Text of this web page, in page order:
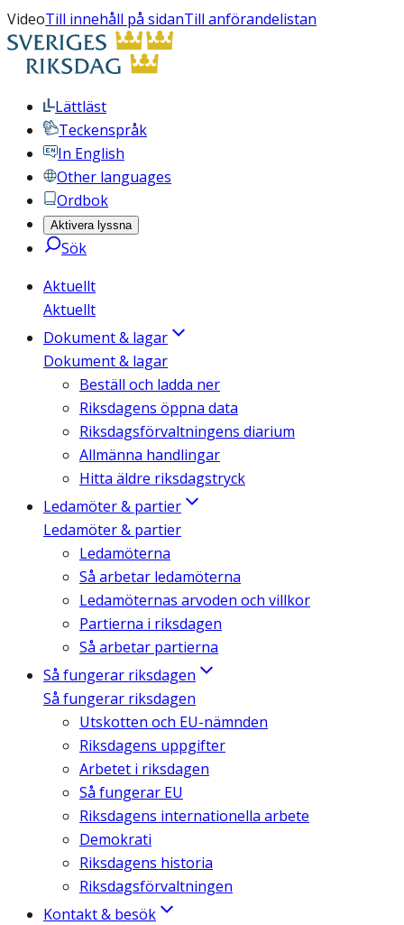
VideoTill innehåll på sidanTill anförandelistan
Lättläst
Teckenspråk
In English
Other languages
Ordbok
Aktivera lyssna
Sök
Aktuellt
Aktuellt
Dokument & lagar
Dokument & lagar
Beställ och ladda ner
Riksdagens öppna data
Riksdagsförvaltningens diarium
Allmänna handlingar
Hitta äldre riksdagstryck
Ledamöter & partier
Ledamöter & partier
Ledamöterna
Så arbetar ledamöterna
Ledamöternas arvoden och villkor
Partierna i riksdagen
Så arbetar partierna
Så fungerar riksdagen
Så fungerar riksdagen
Utskotten och EU-nämnden
Riksdagens uppgifter
Arbetet i riksdagen
Så fungerar EU
Riksdagens internationella arbete
Demokrati
Riksdagens historia
Riksdagsförvaltningen
Kontakt & besök